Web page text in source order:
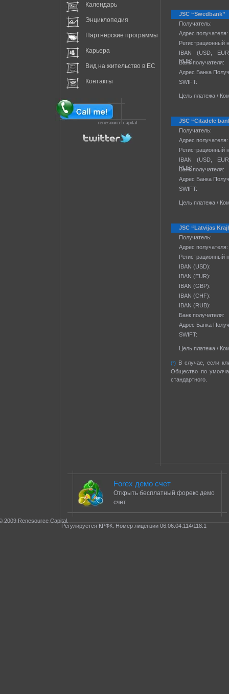
JSC “Swedbank”
Получатель:
Адрес получателя:
Регистрационный
IBAN (USD,
RUB):
Банк получателя:
Адрес Банка
SWIFT:
Цель платежа /
JSC “Citadele
Получатель:
Адрес получателя:
Регистрационный
IBAN (USD,
RUB):
Банк получателя:
Адрес Банка
SWIFT:
Цель платежа /
JSC “Latvijas
Получатель:
Адрес получателя:
Регистрационный
IBAN (USD):
IBAN (EUR):
IBAN (GBP):
IBAN (CHF):
IBAN (RUB):
Банк получателя:
Адрес Банка
SWIFT:
Цель платежа /
(*) В случае, если
Общество по
стандартного.
Календарь
Энциклопедия
Партнерские программы
Карьера
Вид на жительство в EC
Контакты
renesource.capital
Forex демо счет
Открыть бесплатный форекс демо
счет
2009 Renesource Capital.
Регулируется КРФК. Номер лицензии 06.06.04.114/118.1